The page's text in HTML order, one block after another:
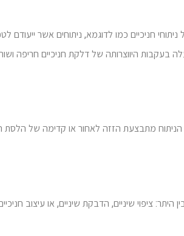
חניכיים כמו לדוגמא, ניתוחים אשר ייעודם
בעקבות היווצרותה של דלקת חניכיים חריפה
מתבצעת הזזה לאחור או קדימה של הלסת
היתר: ציפוי שיניים, הדבקת שיניים, או עיצוב